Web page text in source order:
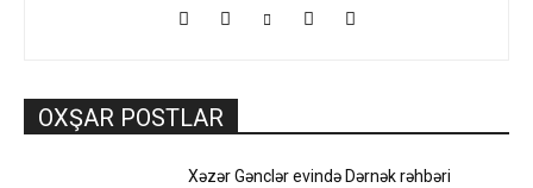
OXŞAR POSTLAR
Xəzər Gənclər evində Dərnək rəhbəri